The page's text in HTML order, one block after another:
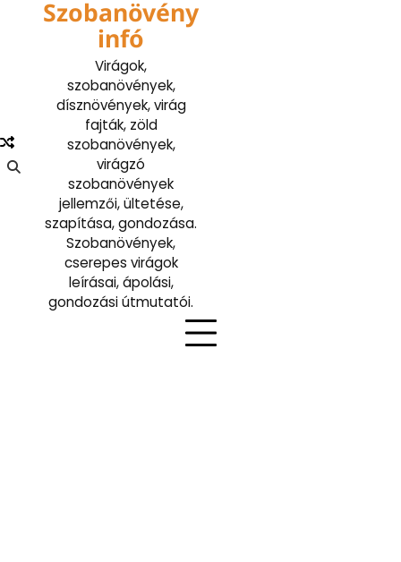
Szobanövény
infó
Virágok,
szobanövények,
dísznövények, virág
fajták, zöld
szobanövények,
virágzó
szobanövények
jellemzői, ültetése,
szapítása, gondozása.
Szobanövények,
cserepes virágok
leírásai, ápolási,
gondozási útmutatói.